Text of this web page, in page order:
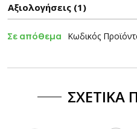
Αξιολογήσεις (1)
Σε απόθεμα Κωδικός
ΣΧΕΤΙΚΆ